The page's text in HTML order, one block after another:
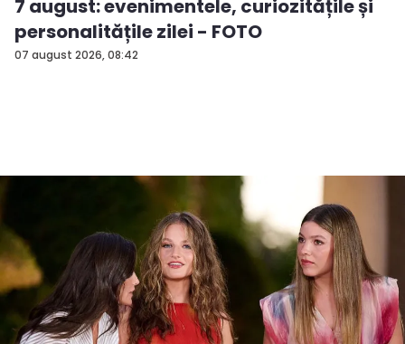
07 august 2026, 08:42
7 august: evenimentele, curiozitățile și
personalitățile zilei - FOTO